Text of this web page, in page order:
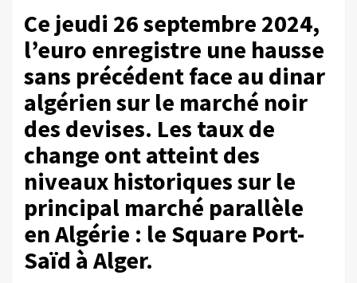
Ce jeudi 26 septembre 2024,
l’euro enregistre une hausse
sans précédent face au dinar
algérien sur le marché noir
des devises. Les taux de
change ont atteint des
niveaux historiques sur le
principal marché parallèle
en Algérie : le Square Port-
Saïd à Alger.